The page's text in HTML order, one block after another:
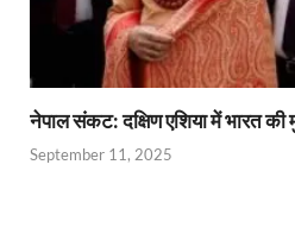
नेपाल संकट: दक्षिण एशिया में भारत की
September 11, 2025